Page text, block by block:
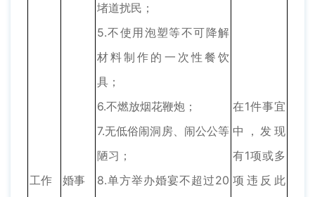
工作
婚事
堵道扰民；
5.不使用泡塑等不可降解
材料制作的一次性餐饮
具；
6.不燃放烟花鞭炮；
7.无低俗闹洞房、闹公公等
陋习；
8.单方举办婚宴不超过20
在1件事宜
中，发现
有1项或多
项违反此